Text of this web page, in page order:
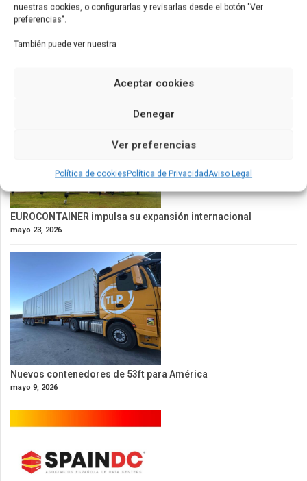
nuestras cookies, o configurarlas y revisarlas desde el botón "Ver
preferencias".
También puede ver nuestra
Aceptar cookies
Denegar
Ver preferencias
Política de cookiesPolítica de PrivacidadAviso Legal
EUROCONTAINER impulsa su expansión internacional
mayo 23, 2026
Nuevos contenedores de 53ft para América
mayo 9, 2026